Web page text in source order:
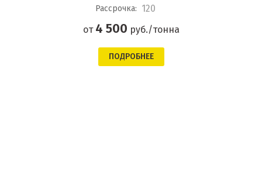
Рассрочка: 120
от 4 500 руб./тонна
ПОДРОБНЕЕ